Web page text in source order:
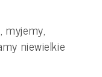
myjemy,
niewielkie